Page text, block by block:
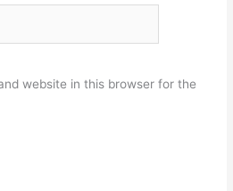
website in this browser for the